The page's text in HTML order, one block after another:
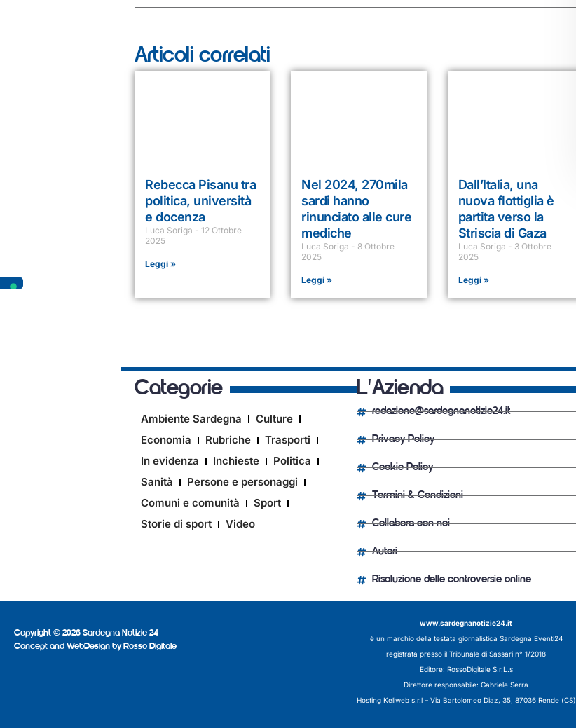
Articoli correlati
Rebecca Pisanu tra
politica, università
e docenza
Luca Soriga
12 Ottobre
2025
Leggi »
Nel 2024, 270mila
sardi hanno
rinunciato alle cure
mediche
Luca Soriga
8 Ottobre
2025
Leggi »
Dall’Italia, una
nuova flottiglia è
partita verso la
Striscia di Gaza
Luca Soriga
3 Ottobre
2025
Leggi »
Categorie
Ambiente Sardegna
Culture
Economia
Rubriche
Trasporti
In evidenza
Inchieste
Politica
Sanità
Persone e personaggi
Comuni e comunità
Sport
Storie di sport
Video
L'Azienda
redazione@sardegnanotizie24.it
Privacy Policy
Cookie Policy
Termini & Condizioni
Collabora con noi
Autori
Risoluzione delle controversie online
Copyright © 2026 Sardegna Notizie 24
Concept and WebDesign by Rosso Digitale
www.sardegnanotizie24.it
è un marchio della testata giornalistica Sardegna Eventi24
registrata presso il Tribunale di Sassari n° 1/2018
Editore: RossoDigitale S.r.L.s
Direttore responsabile: Gabriele Serra
Hosting Keliweb s.r.l – Via Bartolomeo Diaz, 35, 87036 Rende (CS)